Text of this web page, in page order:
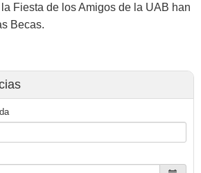
Fiesta de los Amigos de la UAB han
Becas.